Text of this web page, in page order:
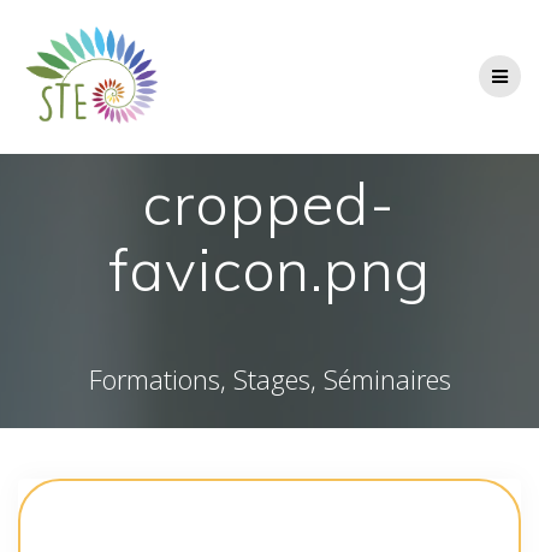
cropped-
favicon.png
Formations, Stages, Séminaires